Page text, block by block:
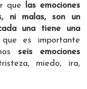
que
las emociones
ni malas, son un
una tiene una
es importante
seis emociones
miedo, ira,